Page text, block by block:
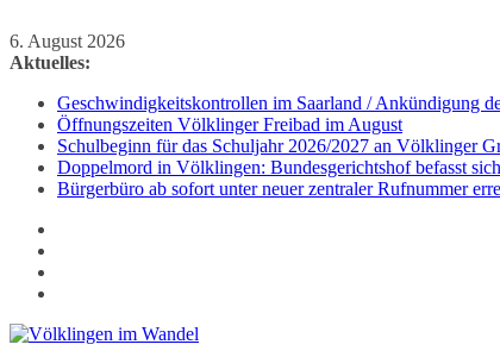
Zum
Inhalt
6. August 2026
Aktuelles:
Geschwindigkeitskontrollen im Saarland / Ankündigung
Öffnungszeiten Völklinger Freibad im August
Schulbeginn für das Schuljahr 2026/2027 an Völklinger
Doppelmord in Völklingen: Bundesgerichtshof befasst
Bürgerbüro ab sofort unter neuer zentraler Rufnummer